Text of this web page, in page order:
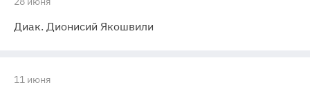
Диак. Дионисий Якошвили
11 июня